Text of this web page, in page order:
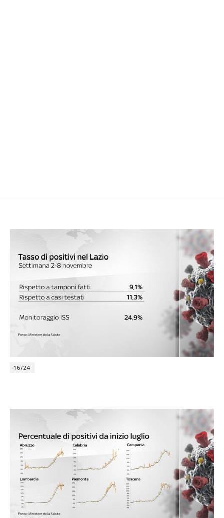
16/24